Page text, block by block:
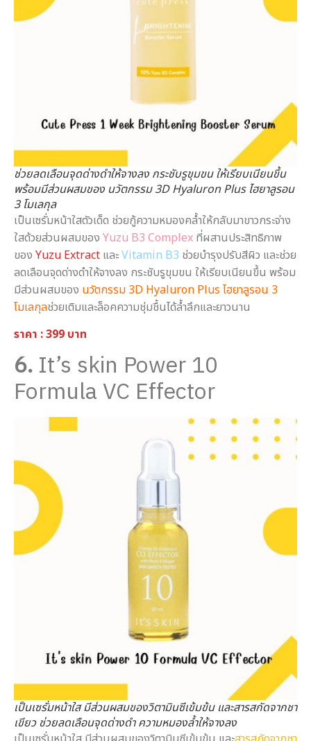
ช่วยลดเลือนจุดด่างดำให้จางลง กระชับรูขุมขน ให้เรียบเนียนขึ้น
พร้อมมีส่วนผสมของ นวัตกรรม 3D Hyaluron Plus ไฮยาลูรอน
3 โมเลกุล
เป็นเซรั่มหน้าใสตัวเด็ด ช่วยกู้ความหมองคล้ำให้กลับมาขาวกระจ่าง
ใสด้วยส่วนผสมของ Yuzu B3 Complex ที่ผสานประสิทธิภาพ
ของ Yuzu Extract และVitamin B3 ช่วยบำรุงปรับสีผิว และช่วย
ลดเลือนจุดด่างดำให้จางลง กระชับรูขุมขน ให้เรียบเนียนขึ้น พร้อม
มีส่วนผสมของ นวัตกรรม 3D Hyaluron Plus ไฮยาลูรอน 3
โมเลกุลช่วยเติมและล็อคความชุ่มชื้นได้ล้ำลึกและยาวนาน
ราคา : 399 บาท
6.It’s skin Power 10
Formula VC Effector
เป็นเซรั่มหน้าใส มีส่วนผสมของวิตามินซีเข้มข้น และสารสกัดจากชา
เขียว ช่วยลดเลือนจุดด่างดำ ความหมองล้ำให้จางลง